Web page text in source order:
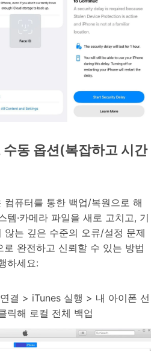
수동 옵션(복잡하고 시간
컴퓨터를 통한 백업/복원으로 해
템·카메라 파일을 새로 고치고, 기
않는 깊은 수준의 오류/설정 문제
로 완전하고 신뢰할 수 있는 방법
하세요:
결 > iTunes 실행 > 내 아이폰 선
릭해 로컬 전체 백업